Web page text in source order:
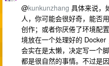
@kunkunzhang 具体来说，
人，你可能会很好奇，能否
创作；或者你厌倦了环境配
境放在一个处理好的
会实在是太懒，决定写一个
都是很自然的事情。不过是